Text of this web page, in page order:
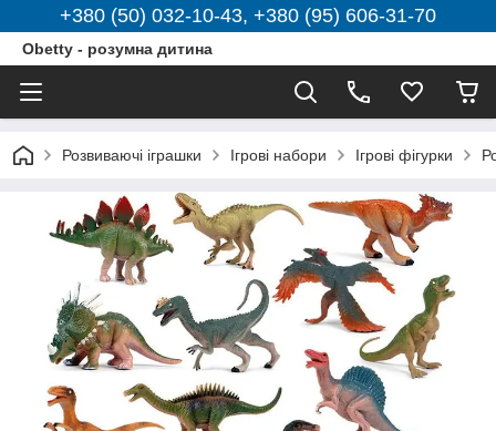
+380 (50) 032-10-43, +380 (95) 606-31-70
Obetty - розумна дитина
Розвиваючі іграшки Ігрові набори Ігрові фігурки